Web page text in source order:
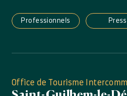
Professionnels
Office de Tourisme